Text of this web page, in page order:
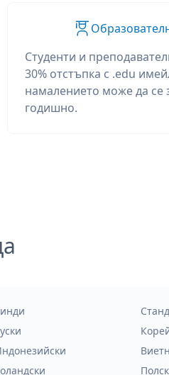
Студенти и
30% отстъпка с .edu
намалението може да се
годишно.